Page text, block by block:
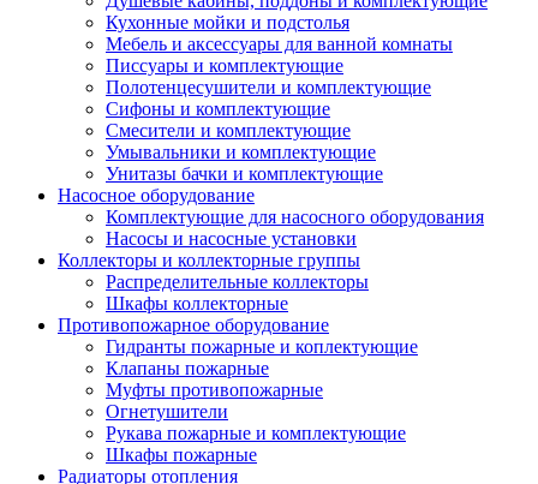
Кухонные мойки и подстолья
Мебель и аксессуары для ванной комнаты
Писсуары и комплектующие
Полотенцесушители и комплектующие
Сифоны и комплектующие
Смесители и комплектующие
Умывальники и комплектующие
Унитазы бачки и комплектующие
Насосное оборудование
Комплектующие для насосного оборудования
Насосы и насосные установки
Коллекторы и коллекторные группы
Распределительные коллекторы
Шкафы коллекторные
Противопожарное оборудование
Гидранты пожарные и коплектующие
Клапаны пожарные
Муфты противопожарные
Огнетушители
Рукава пожарные и комплектующие
Шкафы пожарные
Радиаторы отопления